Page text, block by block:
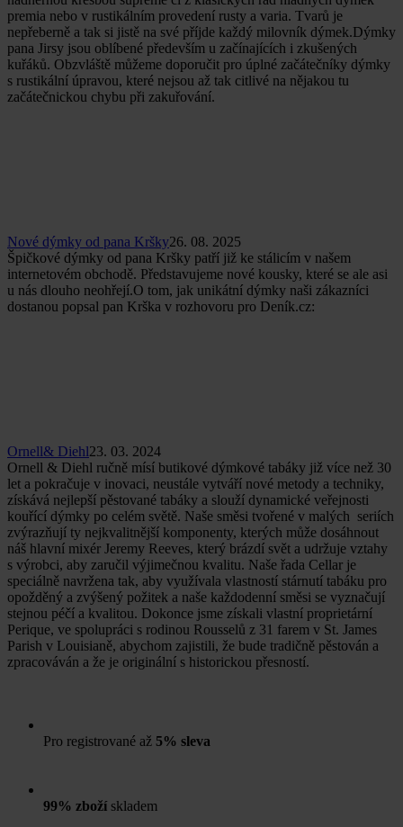
premia nebo v rustikálním provedení rusty a varia. Tvarů je
nepřeberně a tak si jistě na své příjde každý milovník dýmek.Dýmky
pana Jirsy jsou oblíbené především u začínajících i zkušených
kuřáků. Obzvláště můžeme doporučit pro úplné začátečníky dýmky
s rustikální úpravou, které nejsou až tak citlivé na nějakou tu
začátečnickou chybu při zakuřování.
Nové dýmky od pana Kršky26. 08. 2025
Špičkové dýmky od pana Kršky patří již ke stálicím v našem
internetovém obchodě. Představujeme nové kousky, které se ale asi
u nás dlouho neohřejí.O tom, jak unikátní dýmky naši zákazníci
dostanou popsal pan Krška v rozhovoru pro Deník.cz:
Ornell& Diehl23. 03. 2024
Ornell & Diehl ručně mísí butikové dýmkové tabáky již více než 30
let a pokračuje v inovaci, neustále vytváří nové metody a techniky,
získává nejlepší pěstované tabáky a slouží dynamické veřejnosti
kouřící dýmky po celém světě. Naše směsi tvořené v malých seriích
zvýrazňují ty nejkvalitnější komponenty, kterých může dosáhnout
náš hlavní mixér Jeremy Reeves, který brázdí svět a udržuje vztahy
s výrobci, aby zaručil výjimečnou kvalitu. Naše řada Cellar je
speciálně navržena tak, aby využívala vlastností stárnutí tabáku pro
opožděný a zvýšený požitek a naše každodenní směsi se vyznačují
stejnou péčí a kvalitou. Dokonce jsme získali vlastní proprietární
Perique, ve spolupráci s rodinou Rousselů z 31 farem v St. James
Parish v Louisianě, abychom zajistili, že bude tradičně pěstován a
zpracováván a že je originální s historickou přesností.
Pro registrované až 5% sleva
99% zboží skladem